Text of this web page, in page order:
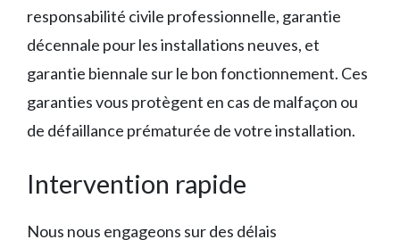
responsabilité civile professionnelle, garantie
décennale pour les installations neuves, et
garantie biennale sur le bon fonctionnement. Ces
garanties vous protègent en cas de malfaçon ou
de défaillance prématurée de votre installation.
Intervention rapide
Nous nous engageons sur des délais